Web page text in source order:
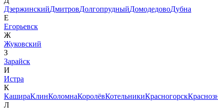
ДзержинскийДмитровДолгопрудныйДомодедовоДубна
Е
Егорьевск
Ж
Жуковский
З
Зарайск
И
Истра
К
КашираКлинКоломнаКоролёвКотельникиКрасногорск
Л